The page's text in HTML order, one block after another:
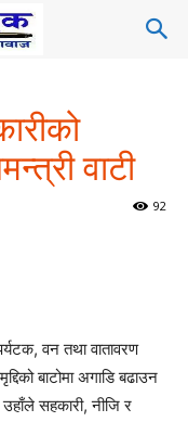
वाटी
92
वन तथा वातावरण
बाटोमा अगाडि बढाउन
सहकारी, नीजि र